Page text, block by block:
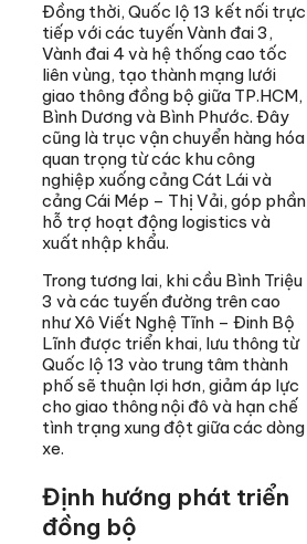
Đồng thời, Quốc lộ 13 kết nối trực
tiếp với các tuyến Vành đai 3,
Vành đai 4 và hệ thống cao tốc
liên vùng, tạo thành mạng lưới
giao thông đồng bộ giữa TP.HCM,
Bình Dương và Bình Phước. Đây
cũng là trục vận chuyển hàng hóa
quan trọng từ các khu công
nghiệp xuống cảng Cát Lái và
cảng Cái Mép – Thị Vải, góp phần
hỗ trợ hoạt động logistics và
xuất nhập khẩu.
Trong tương lai, khi cầu Bình Triệu
3 và các tuyến đường trên cao
như Xô Viết Nghệ Tĩnh – Đinh Bộ
Lĩnh được triển khai, lưu thông từ
Quốc lộ 13 vào trung tâm thành
phố sẽ thuận lợi hơn, giảm áp lực
cho giao thông nội đô và hạn chế
tình trạng xung đột giữa các dòng
xe.
Định hướng phát triển
đồng bộ